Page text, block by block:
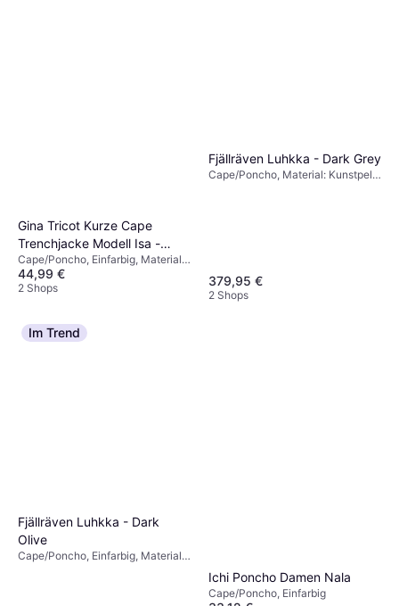
Gina Tricot Kurze Cape
Trenchjacke Modell Isa -
Schwarz
Cape/Poncho, Einfarbig, Material:
Polyester, Baumwolle
44,99 €
2 Shops
Fjällräven Luhkka - Dark Grey
Cape/Poncho, Material: Kunstpelz,
379,95 €
2 Shops
Im Trend
Fjällräven Luhkka - Dark
Olive
Cape/Poncho, Einfarbig, Material:
Ichi Poncho Damen Nala
Cape/Poncho, Einfarbig